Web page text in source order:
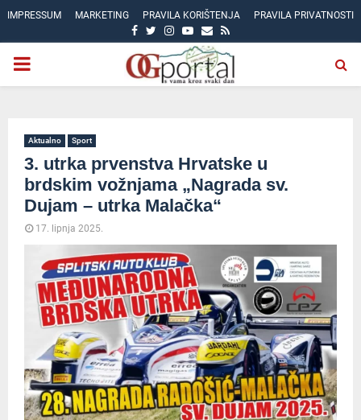
IMPRESSUM MARKETING PRAVILA KORIŠTENJA PRAVILA PRIVATNOSTI
FACEBOOK
TWITTER
INSTAGRAM
YOUTUBE
EMAIL
RSS
PRIMARY
Aktualno Sport
3. utrka prvenstva Hrvatske u
brdskim vožnjama „Nagrada sv.
Dujam – utrka Malačka“
17. lipnja 2025.